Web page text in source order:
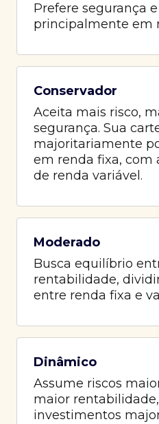
Prefere segurança
principalmente em
Conservador
Aceita mais risco,
segurança. Sua
majoritariamente
em renda fixa, com
de renda variável.
Moderado
Busca equilíbrio
rentabilidade,
entre renda fixa e
Dinâmico
Assume riscos
maior
investimentos